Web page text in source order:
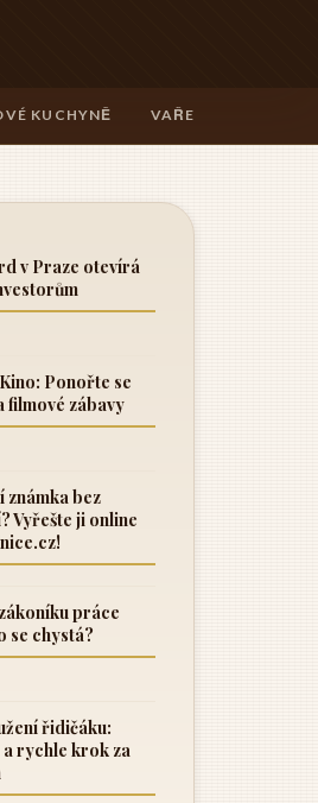
KUCHYNĚ VAŘENÍ A
v Praze otevírá
Ponořte se
filmové zábavy
známka bez
Vyřešte ji online
práce
se chystá?
řidičáku:
a rychle krok za